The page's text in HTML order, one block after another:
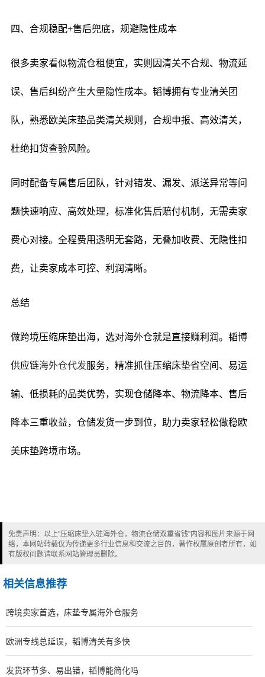
四、合规稳配+售后兜底，规避隐性成本
很多卖家看似物流仓租便宜，实则因清关不合规、物流延
误、售后纠纷产生大量隐性成本。韬博拥有专业清关团
队，熟悉欧美床垫品类清关规则，合规申报、高效清关，
杜绝扣货查验风险。
同时配备专属售后团队，针对错发、漏发、派送异常等问
题快速响应、高效处理，标准化售后赔付机制，无需卖家
费心对接。全程费用透明无套路，无叠加收费、无隐性扣
费，让卖家成本可控、利润清晰。
总结
做跨境压缩床垫出海，选对海外仓就是直接赚利润。韬博
供应链海外仓代发服务，精准抓住压缩床垫省空间、易运
输、低损耗的品类优势，实现仓储降本、物流降本、售后
降本三重收益，仓储发货一步到位，助力卖家轻松做稳欧
美床垫跨境市场。
免责声明：以上"压缩床垫入驻海外仓，物流仓储双重省钱"内容和图片来源于网
络，本网站转载仅为传递更多行业信息和交流之目的，著作权属原创者所有，如
有版权问题请联系网站管理员删除。
相关信息推荐
跨境卖家首选，床垫专属海外仓服务
欧洲专线总延误，韬博清关有多快
发货环节多、易出错，韬博能简化吗